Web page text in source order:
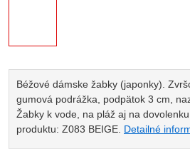
Béžové dámske žabky (japonky).
gumová podrážka, podpätok 3 cm,
Žabky k vode, na pláž aj na
produktu: Z083 BEIGE. Detailné